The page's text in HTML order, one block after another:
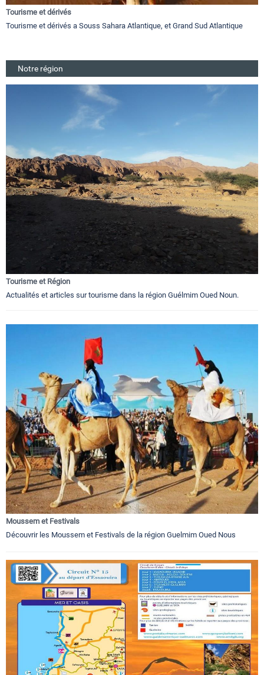
Tourisme et dérivés
Tourisme et dérivés a Souss Sahara Atlantique, et Grand Sud Atlantique
Notre région
Tourisme et Région
Actualités et articles sur tourisme dans la région Guélmim Oued Noun.
Moussem et Festivals
Découvrir les Moussem et Festivals de la région Guelmim Oued Nous